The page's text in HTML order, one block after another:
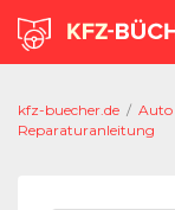
kfz-buecher.de / Auto
Reparaturanleitung